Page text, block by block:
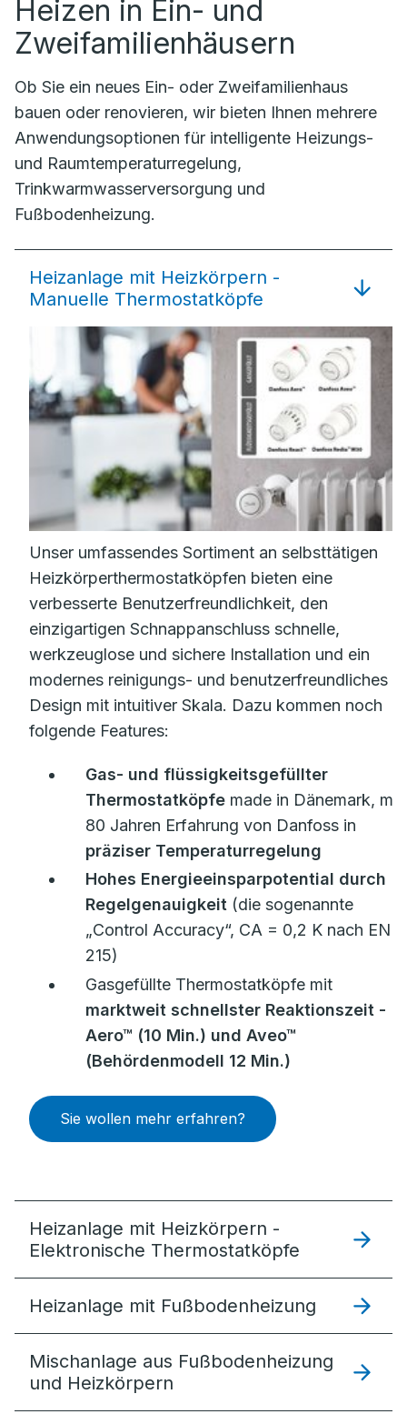
Heizen in Ein- und
Zweifamilienhäusern
Ob Sie ein neues Ein- oder Zweifamilienhaus
bauen oder renovieren, wir bieten Ihnen mehrere
Anwendungsoptionen für intelligente Heizungs-
und Raumtemperaturregelung,
Trinkwarmwasserversorgung und
Fußbodenheizung.
Heizanlage mit Heizkörpern -
Manuelle Thermostatköpfe
Unser umfassendes Sortiment an selbsttätigen
Heizkörperthermostatköpfen bieten eine
verbesserte Benutzerfreundlichkeit, den
einzigartigen Schnappanschluss schnelle,
werkzeuglose und sichere Installation und ein
modernes reinigungs- und benutzerfreundliches
Design mit intuitiver Skala. Dazu kommen noch
folgende Features:
Gas- und flüssigkeitsgefüllter
Thermostatköpfe made in Dänemark, mit
80 Jahren Erfahrung von Danfoss in
präziser Temperaturregelung
Hohes Energieeinsparpotential durch
Regelgenauigkeit (die sogenannte
„Control Accuracy“, CA = 0,2 K nach EN
215)
Gasgefüllte Thermostatköpfe mit
marktweit schnellster Reaktionszeit -
Aero™ (10 Min.) und Aveo™
(Behördenmodell 12 Min.)
Sie wollen mehr erfahren?
Heizanlage mit Heizkörpern -
Elektronische Thermostatköpfe
Heizanlage mit Fußbodenheizung
Mischanlage aus Fußbodenheizung
und Heizkörpern